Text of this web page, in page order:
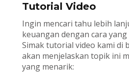
Tutorial Video
Ingin mencari tahu lebih
keuangan dengan cara
Simak tutorial video kami di
akan menjelaskan topik ini
yang menarik: